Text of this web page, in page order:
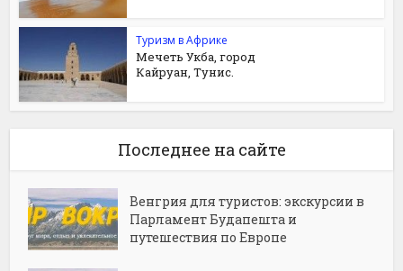
Туризм в Африке
Мечеть Укба, город
Кайруан, Тунис.
Последнее на сайте
Венгрия для туристов: экскурсии в
Парламент Будапешта и
путешествия по Европе